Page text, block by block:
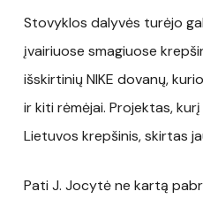
Stovyklos dalyvės turėjo
įvairiuose smagiuose
išskirtinių NIKE dovanų,
ir kiti rėmėjai. Projektas,
Lietuvos krepšinis, skirtas
Pati J. Jocytė ne kartą